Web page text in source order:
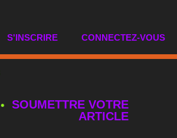
CONNECTEZ-VOUS
S'INSCRIRE
SOUMETTRE VOTRE
ARTICLE